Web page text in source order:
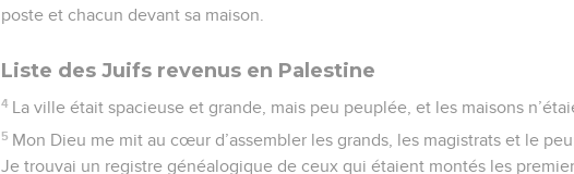
poste et chacun devant sa maison.
Liste des Juifs revenus en Palestine
4 La ville était spacieuse et grande, mais peu peuplée, et les maisons
5 Mon Dieu me mit au cœur d’assembler les grands, les magistrats et le
Je trouvai un registre généalogique de ceux qui étaient montés les